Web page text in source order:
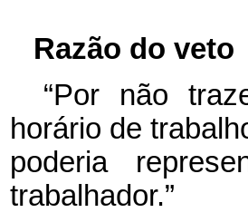
Razão do veto
“Por não
horário de
poderia
trabalhador.”